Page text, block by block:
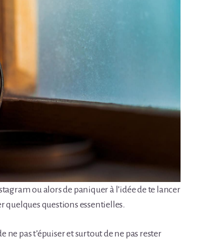
ou alors de paniquer à l’idée de te lancer
quelques questions essentielles.
pas t’épuiser et surtout de ne pas rester